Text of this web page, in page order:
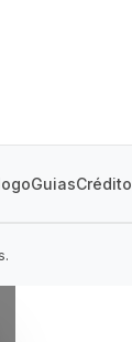
GuiasCrédito